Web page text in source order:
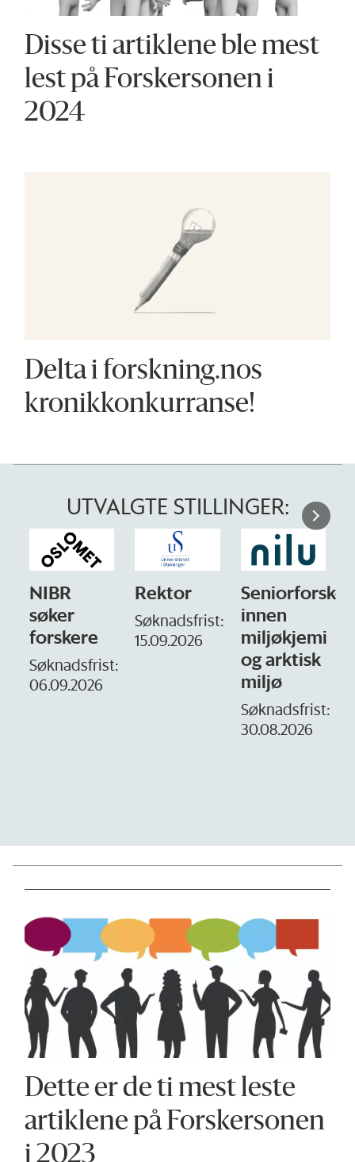
Disse ti artiklene ble mest
lest på Forskersonen i
2024
Delta i forskning.nos
kronikkonkurranse!
UTVALGTE STILLINGER:
NIBR
søker
forskere
Søknadsfrist:
06.09.2026
Rektor
Søknadsfrist:
15.09.2026
Seniorforsker
innen
miljøkjemi
og arktisk
miljø
Søknadsfrist:
30.08.2026
Dette er de ti mest leste
artiklene på Forskersonen
i 2023